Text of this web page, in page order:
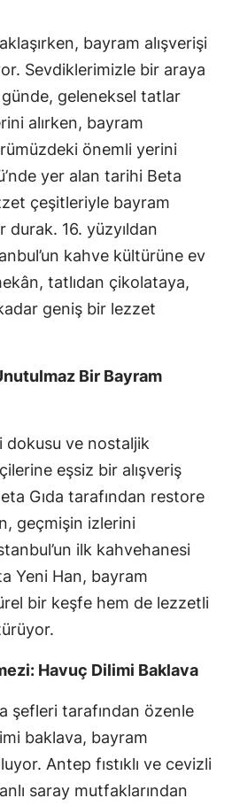
bayram alışverişi
Sevdiklerimizle bir araya
geleneksel tatlar
alırken, bayram
önemli yerini
yer alan tarihi Beta
çeşitleriyle bayram
durak. 16. yüzyıldan
kahve kültürüne ev
tatlıdan çikolataya,
geniş bir lezzet
Bir Bayram
dokusu ve nostaljik
eşsiz bir alışveriş
Gıda tarafından restore
geçmişin izlerini
ilk kahvehanesi
Yeni Han, bayram
bir keşfe hem de lezzetli
Havuç Dilimi Baklava
şefleri tarafından özenle
baklava, bayram
Antep fıstıklı ve cevizli
saray mutfaklarından